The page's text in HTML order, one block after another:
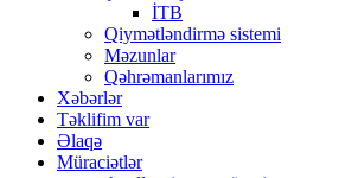
İTB
Qiymətləndirmə sistemi
Məzunlar
Qəhrəmanlarımız
Xəbərlər
Təklifim var
Əlaqə
Müraciətlər